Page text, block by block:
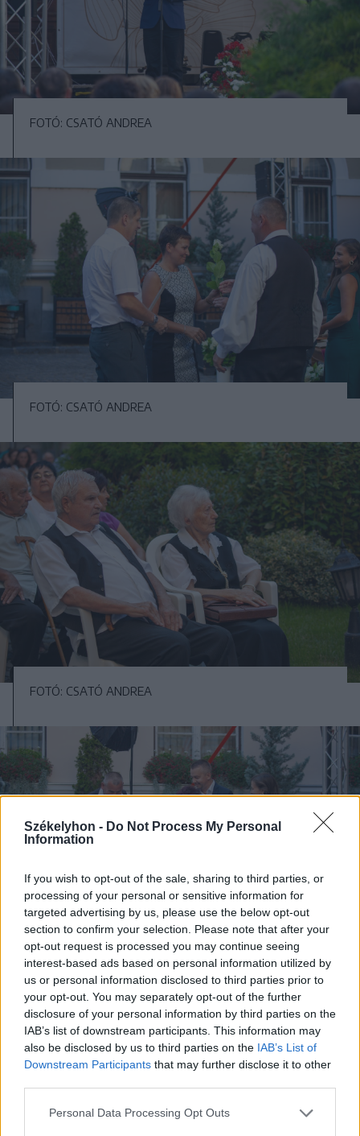
Székelyhon - Do Not Process My Personal
Information
If you wish to opt-out of the sale, sharing to third parties, or
processing of your personal or sensitive information for
targeted advertising by us, please use the below opt-out
section to confirm your selection. Please note that after your
opt-out request is processed you may continue seeing
interest-based ads based on personal information utilized by
us or personal information disclosed to third parties prior to
your opt-out. You may separately opt-out of the further
disclosure of your personal information by third parties on the
IAB’s list of downstream participants. This information may
also be disclosed by us to third parties on the IAB’s List of
Downstream Participants that may further disclose it to other
Personal Data Processing Opt Outs
FOTÓ: CSATÓ ANDREA
FOTÓ: CSATÓ ANDREA
FOTÓ: CSATÓ ANDREA
FOTÓ: CSATÓ ANDREA